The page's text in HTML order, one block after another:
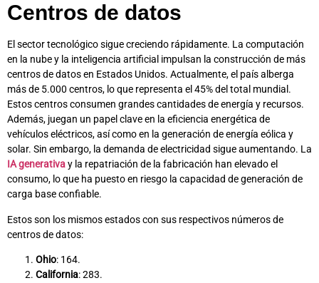
Centros de datos
El sector tecnológico sigue creciendo rápidamente. La computación
en la nube y la inteligencia artificial impulsan la construcción de más
centros de datos en Estados Unidos. Actualmente, el país alberga
más de 5.000 centros, lo que representa el 45% del total mundial.
Estos centros consumen grandes cantidades de energía y recursos.
Además, juegan un papel clave en la eficiencia energética de
vehículos eléctricos, así como en la generación de energía eólica y
solar. Sin embargo, la demanda de electricidad sigue aumentando. La
IA generativay la repatriación de la fabricación han elevado el
consumo, lo que ha puesto en riesgo la capacidad de generación de
carga base confiable.
Estos son los mismos estados con sus respectivos números de
centros de datos:
Ohio: 164.
California: 283.